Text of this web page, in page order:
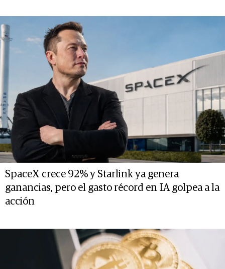
SpaceX crece 92% y Starlink ya genera
ganancias, pero el gasto récord en IA golpea a la
acción